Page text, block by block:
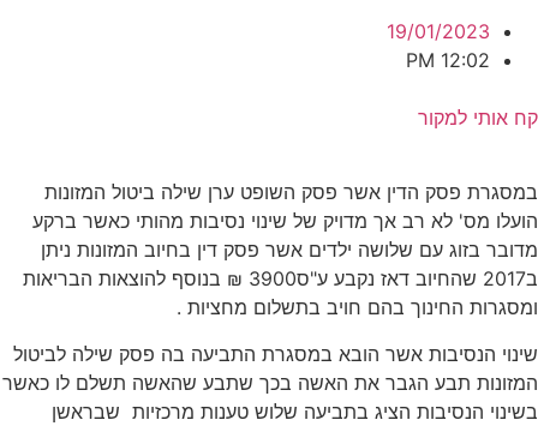
19/01/2023
12:02 PM
קח אותי למקור
במסגרת פסק הדין אשר פסק השופט ערן שילה ביטול המזונות
הועלו מס' לא רב אך מדויק של שינוי נסיבות מהותי כאשר ברקע
מדובר בזוג עם שלושה ילדים אשר פסק דין בחיוב המזונות ניתן
ב2017 שהחיוב דאז נקבע ע"ס3900 ₪ בנוסף להוצאות הבריאות
ומסגרות החינוך בהם חויב בתשלום מחציות .
שינוי הנסיבות אשר הובא במסגרת התביעה בה פסק שילה לביטול
המזונות תבע הגבר את האשה בכך שתבע שהאשה תשלם לו כאשר
בשינוי הנסיבות הציג בתביעה שלוש טענות מרכזיות שבראשן